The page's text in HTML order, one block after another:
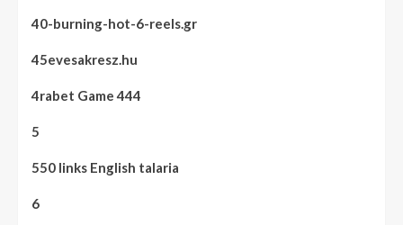
40-burning-hot-6-reels.gr
45evesakresz.hu
4rabet Game 444
5
550 links English talaria
6